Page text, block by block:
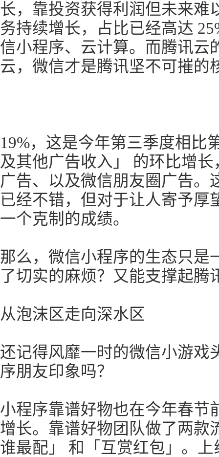
长，靠投资获得利润但未来难
务持续增长，占比已经高达
信小程序、云计算。而腾讯云
云，微信才是腾讯坚不可摧的
19%，这是今年第三季度相比
及其他广告收入」 的环比增
广告、以及微信朋友圈广告。
已经不错，但对于让人寄予厚
一个克制的成绩。
那么，微信小程序的生态只是
了切实的麻烦？又能支撑起腾
从泡沫区走向深水区
还记得风靡一时的微信小游戏
序朋友印象吗？
小程序靠谱好物也在今年春节
增长。靠谱好物团队做了两款
谁最配」 和「互赏红包」。